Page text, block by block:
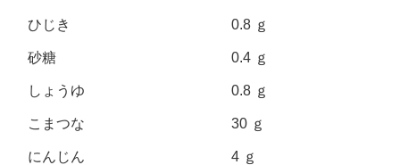
ひじき 0.8 ｇ
砂糖 0.4 ｇ
しょうゆ 0.8 ｇ
こまつな 30 ｇ
にんじん 4 ｇ